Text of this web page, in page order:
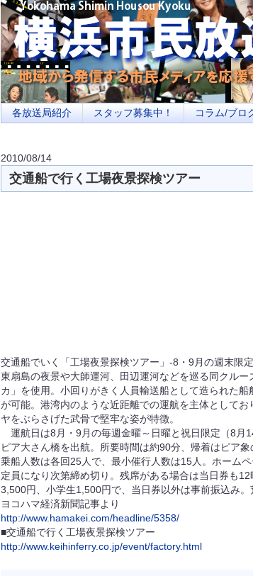
横浜の地域メディア、地域・市民・放送局・メディアを応援す
を目指します
各放送局紹介 スタッフ募集中！ コラム/ブロ
2010/08/14
交通船で行く工場夜景探検ツアー
交通船でいく「工場夜景探検ツアー」-8・9月の週末限定
東扇島の夜景や大師運河、田辺運河などを巡る同クル
カ」を使用。小回りがきく人員輸送船として造られた
が可能。港湾内のような近距離での運航を主体として
ヤをぶらさげた武骨で堅牢な姿が特徴。
運航日は8月・9月の毎週金曜～日曜と祝日限定（8月
ピア大さん橋を出航。所要時間は約90分、帰着はピア象
乗船人数は各回25人で、最小催行人数は15人。ホームペ
定員になり次第締め切り。残席がある場合は当日券も
3,500円、小学生1,500円で、当日券以外は事前振込み。
ヨコハマ経済新聞記事より
http://www.hamakei.com/headline/5358/
■交通船で行く工場夜景探検ツアー
http://www.keihinferry.co.jp/event/factory.html